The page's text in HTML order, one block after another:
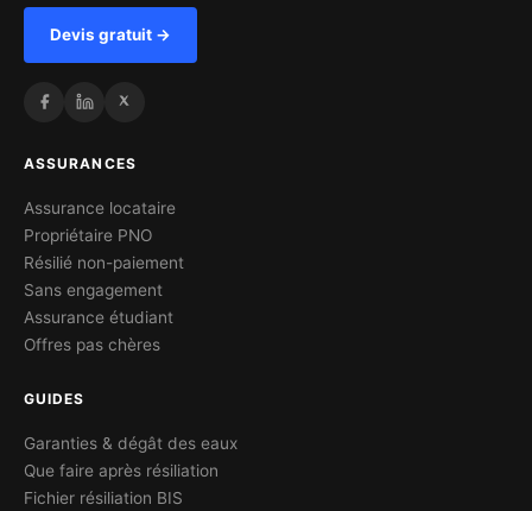
Devis gratuit →
ASSURANCES
Assurance locataire
Propriétaire PNO
Résilié non-paiement
Sans engagement
Assurance étudiant
Offres pas chères
GUIDES
Garanties & dégât des eaux
Que faire après résiliation
Fichier résiliation BIS